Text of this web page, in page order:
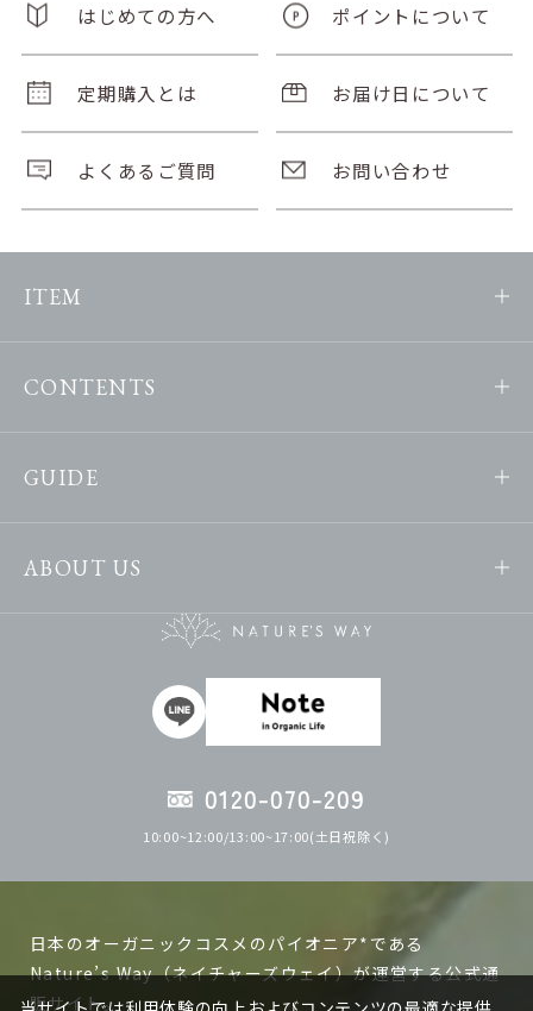
はじめての方へ ポイントについて
定期購入とは お届け日について
よくあるご質問 お問い合わせ
ITEM
CONTENTS
GUIDE
ABOUT US
0120-070-209
10:00~12:00/13:00~17:00(土日祝除く)
日本のオーガニックコスメのパイオニア*である
Nature’s Way（ネイチャーズウェイ）が運営する公式通
販サイト。